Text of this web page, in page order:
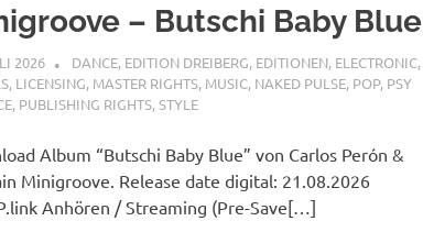
– Butschi Baby Blue
2026 STEFANBRAUN
DANCE, EDITION DREIBERG, EDITIONEN, ELECTRONIC,
, LICENSING, MASTER RIGHTS, MUSIC, NAKED PULSE, POP, PSY
, PUBLISHING RIGHTS,STYLE
Album “Butschi Baby Blue” von Carlos Perón &
Minigroove. Release date digital: 21.08.2026
Anhören / Streaming (Pre-Save[…]